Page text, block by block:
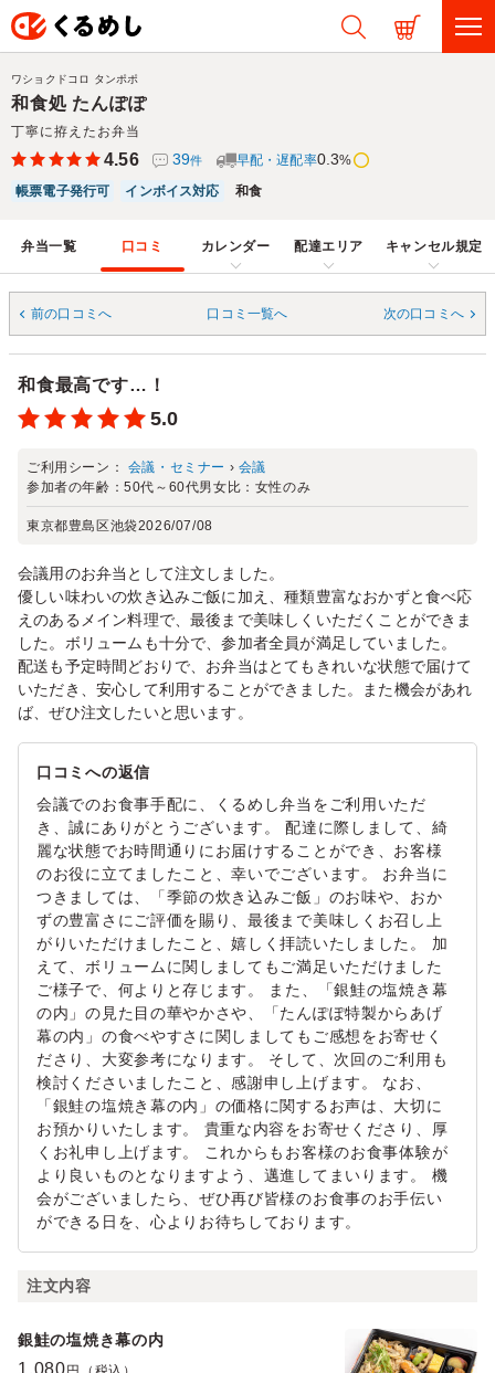
和食処 たんぽぽ
丁寧に拵えたお弁当
ワショクドコロ タンポポ
4.56 39件 早配・遅配率0.3%
帳票電子発行可
インボイス対応 和食
弁当一覧 口コミ カレンダー 配達エリア キャンセル規定
前の口コミへ 口コミ一覧へ 次の口コミへ
和食最高です…！
5.0
ご利用シーン： 会議・セミナー › 会議
参加者の年齢：50代～60代男女比： 女性のみ
東京都豊島区池袋2026/07/08
会議用のお弁当として注文しました。
優しい味わいの炊き込みご飯に加え、種類豊富なおかずと食べ応
えのあるメイン料理で、最後まで美味しくいただくことができま
した。ボリュームも十分で、参加者全員が満足していました。
配送も予定時間どおりで、お弁当はとてもきれいな状態で届けて
いただき、安心して利用することができました。また機会があれ
ば、ぜひ注文したいと思います。
口コミへの返信
会議でのお食事手配に、くるめし弁当をご利用いただ
き、誠にありがとうございます。 配達に際しまして、綺
麗な状態でお時間通りにお届けすることができ、お客様
のお役に立てましたこと、幸いでございます。 お弁当に
つきましては、「季節の炊き込みご飯」のお味や、おか
ずの豊富さにご評価を賜り、最後まで美味しくお召し上
がりいただけましたこと、嬉しく拝読いたしました。 加
えて、ボリュームに関しましてもご満足いただけました
ご様子で、何よりと存じます。 また、「銀鮭の塩焼き幕
の内」の見た目の華やかさや、「たんぽぽ特製からあげ
幕の内」の食べやすさに関しましてもご感想をお寄せく
ださり、大変参考になります。 そして、次回のご利用も
検討くださいましたこと、感謝申し上げます。 なお、
「銀鮭の塩焼き幕の内」の価格に関するお声は、大切に
お預かりいたします。 貴重な内容をお寄せくださり、厚
くお礼申し上げます。 これからもお客様のお食事体験が
より良いものとなりますよう、邁進してまいります。 機
会がございましたら、ぜひ再び皆様のお食事のお手伝い
ができる日を、心よりお待ちしております。
注文内容
銀鮭の塩焼き幕の内
1,080